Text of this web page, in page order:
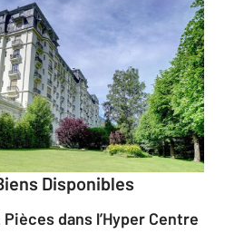
Disponibles
dans l’Hyper Centre